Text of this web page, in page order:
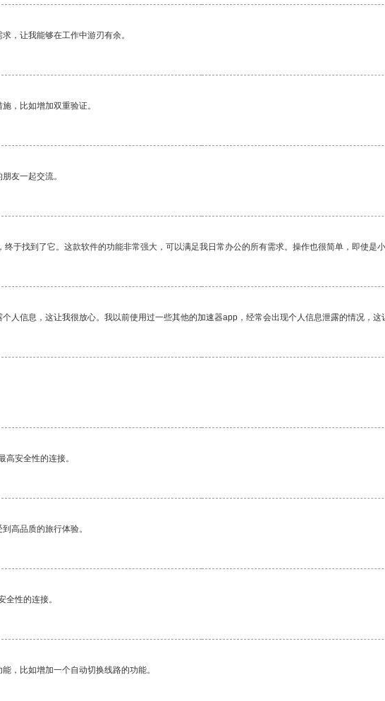
，让我能够在工作中游刃有余。
，比如增加双重验证。
友一起交流。
于找到了它。这款软件的功能非常强大，可以满足我日常办公的所有需求。操作也很简单，即使是小
人信息，这让我很放心。我以前使用过一些其他的加速器app，经常会出现个人信息泄露的情况，这
安全性的连接。
高品质的旅行体验。
性的连接。
，比如增加一个自动切换线路的功能。